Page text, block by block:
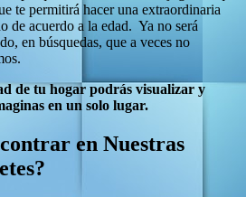
te permitirá hacer una extraordinaria
de acuerdo a la edad. Ya no será
en búsquedas, que a veces no
de tu hogar podrás visualizar y
en un solo lugar.
en Nuestras